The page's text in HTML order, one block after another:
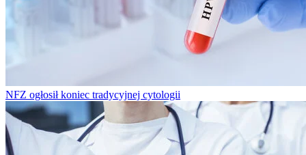
NFZ ogłosił koniec tradycyjnej cytologii